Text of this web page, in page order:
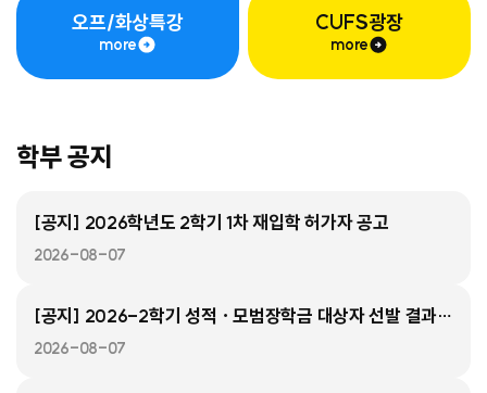
오프/화상특강
more
CUFS광장
more
학부 공지
[공지] 2026학년도 2학기 1차 재입학 허가자 공고
2026-08-07
[공지] 2026-2학기 성적ㆍ모범장학금 대상자 선발 결과 조회 안내
2026-08-07